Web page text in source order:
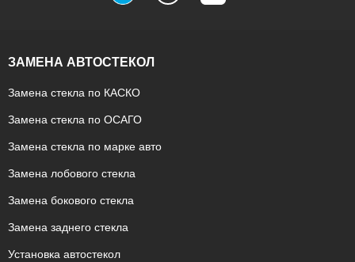
ЗАМЕНА АВТОСТЕКОЛ
Замена стекла по КАСКО
Замена стекла по ОСАГО
Замена стекла по марке авто
Замена лобового стекла
Замена бокового стекла
Замена заднего стекла
Установка автостекол